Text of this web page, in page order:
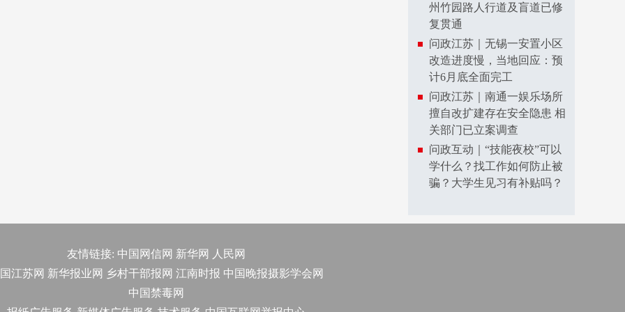
州竹园路人行道及盲道已修
复贯通
问政江苏｜无锡一安置小区
改造进度慢，当地回应：预
计6月底全面完工
问政江苏｜南通一娱乐场所
擅自改扩建存在安全隐患 相
关部门已立案调查
问政互动｜“技能夜校”可以
学什么？找工作如何防止被
骗？大学生见习有补贴吗？
友情链接: 中国网信网 新华网
人民网
江苏网 新华报业网 乡村干部报网 江南时报 中国晚报摄影学会网
中国禁毒网